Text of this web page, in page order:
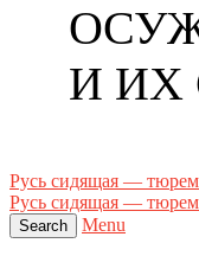
И ИХ
Русь сидящая —
Русь сидящая —
Search Menu